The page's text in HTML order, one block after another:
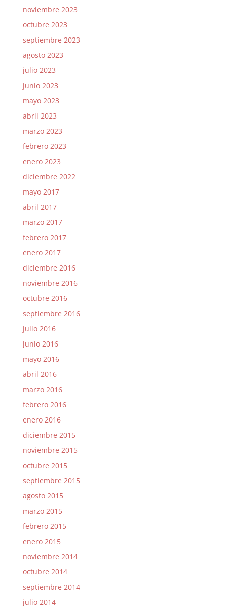
noviembre 2023
octubre 2023
septiembre 2023
agosto 2023
julio 2023
junio 2023
mayo 2023
abril 2023
marzo 2023
febrero 2023
enero 2023
diciembre 2022
mayo 2017
abril 2017
marzo 2017
febrero 2017
enero 2017
diciembre 2016
noviembre 2016
octubre 2016
septiembre 2016
julio 2016
junio 2016
mayo 2016
abril 2016
marzo 2016
febrero 2016
enero 2016
diciembre 2015
noviembre 2015
octubre 2015
septiembre 2015
agosto 2015
marzo 2015
febrero 2015
enero 2015
noviembre 2014
octubre 2014
septiembre 2014
julio 2014